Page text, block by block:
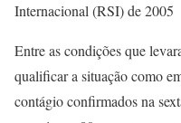
Internacional (RSI) de 2005
Entre as condições que
qualificar a situação como
contágio confirmados na